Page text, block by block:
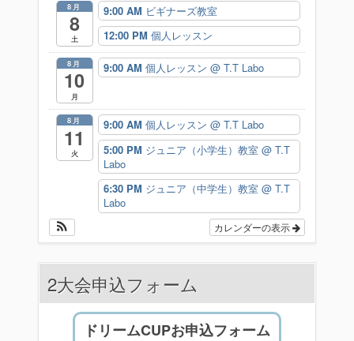
8月
8
土
9:00 AM ビギナーズ教室
12:00 PM 個人レッスン
8月
10
月
9:00 AM 個人レッスン @ T.T Labo
8月
11
火
9:00 AM 個人レッスン @ T.T Labo
5:00 PM ジュニア（小学生）教室 @ T.T
Labo
6:30 PM ジュニア（中学生）教室 @ T.T
Labo
カレンダーの表示
2大会申込フォーム
ドリームCUPお申込フォーム